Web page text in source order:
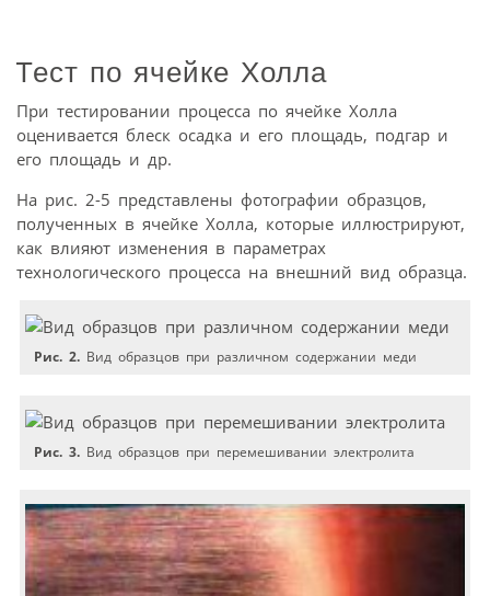
Тест по ячейке Холла
При тестировании процесса по ячейке Холла
оценивается блеск осадка и его площадь, подгар и
его площадь и др.
На рис. 2-5 представлены фотографии образцов,
полученных в ячейке Холла, которые иллюстрируют,
как влияют изменения в параметрах
технологического процесса на внешний вид образца.
Рис. 2. Вид образцов при различном содержании меди
Рис. 3. Вид образцов при перемешивании электролита